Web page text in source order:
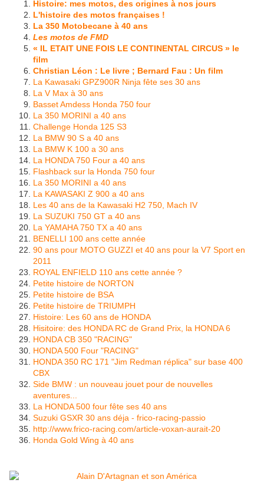
Histoire: mes motos, des origines à nos jours
L'histoire des motos françaises !
La 350 Motobecane à 40 ans
Les motos de FMD
« IL ETAIT UNE FOIS LE CONTINENTAL CIRCUS » le
film
Christian Léon : Le livre ; Bernard Fau : Un film
La Kawasaki GPZ900R Ninja fête ses 30 ans
La V Max à 30 ans
Basset Amdess Honda 750 four
La 350 MORINI a 40 ans
Challenge Honda 125 S3
La BMW 90 S a 40 ans
La BMW K 100 a 30 ans
La HONDA 750 Four a 40 ans
Flashback sur la Honda 750 four
La 350 MORINI a 40 ans
La KAWASAKI Z 900 a 40 ans
Les 40 ans de la Kawasaki H2 750, Mach IV
La SUZUKI 750 GT a 40 ans
La YAMAHA 750 TX a 40 ans
BENELLI 100 ans cette année
90 ans pour MOTO GUZZI et 40 ans pour la V7 Sport en
2011
ROYAL ENFIELD 110 ans cette année ?
Petite histoire de NORTON
Petite histoire de BSA
Petite histoire de TRIUMPH
Histoire: Les 60 ans de HONDA
Hisitoire: des HONDA RC de Grand Prix, la HONDA 6
HONDA CB 350 "RACING"
HONDA 500 Four "RACING"
HONDA 350 RC 171 "Jim Redman réplica" sur base 400
CBX
Side BMW : un nouveau jouet pour de nouvelles
aventures...
La HONDA 500 four fête ses 40 ans
Suzuki GSXR 30 ans déja - frico-racing-passio
http://www.frico-racing.com/article-voxan-aurait-20
Honda Gold Wing à 40 ans